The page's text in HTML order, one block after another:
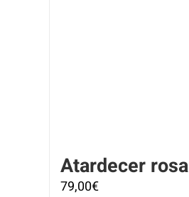
Atardecer rosa
79,00€